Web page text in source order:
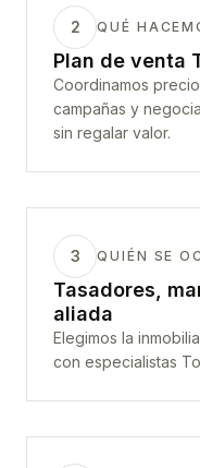
2 QUÉ
Plan de venta
Coordinamos
campañas y
sin regalar valor.
3 QUIÉN SE
Tasadores,
aliada
Elegimos la
con especialistas